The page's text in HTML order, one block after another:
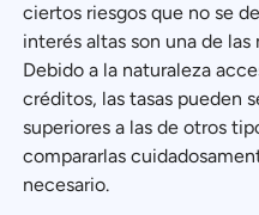
ciertos riesgos que no se
interés altas son una de
Debido a la naturaleza
créditos, las tasas pueden
superiores a las de otros
compararlas
necesario.